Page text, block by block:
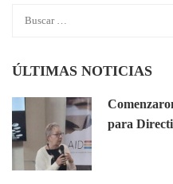
ÚLTIMAS NOTICIAS
para